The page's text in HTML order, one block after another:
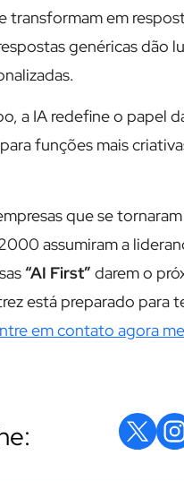
transformam em
genéricas dão
a IA redefine o papel
funções mais
que se tornaram
assumiram a
“AI First” darem o
está preparado para
em contato agora